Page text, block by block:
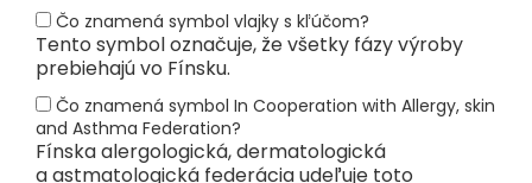
Čo znamená symbol vlajky s kľúčom?
Tento symbol označuje, že všetky fázy výroby
prebiehajú vo Fínsku.
Čo znamená symbol In Cooperation with Allergy, skin
and Asthma Federation?
Fínska alergologická, dermatologická
a astmatologická federácia udeľuje toto